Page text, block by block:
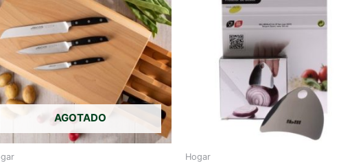
AGOTADO
Hogar